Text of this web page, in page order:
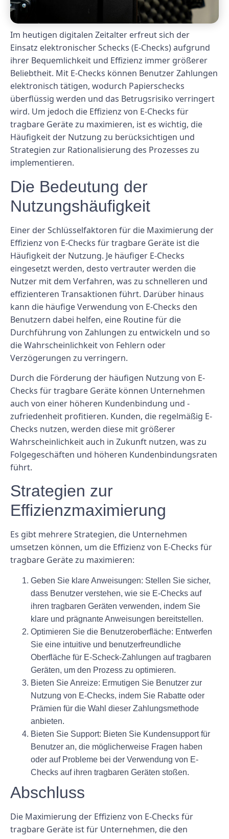
Im heutigen digitalen Zeitalter erfreut sich der
Einsatz elektronischer Schecks (E-Checks) aufgrund
ihrer Bequemlichkeit und Effizienz immer größerer
Beliebtheit. Mit E-Checks können Benutzer Zahlungen
elektronisch tätigen, wodurch Papierschecks
überflüssig werden und das Betrugsrisiko verringert
wird. Um jedoch die Effizienz von E-Checks für
tragbare Geräte zu maximieren, ist es wichtig, die
Häufigkeit der Nutzung zu berücksichtigen und
Strategien zur Rationalisierung des Prozesses zu
implementieren.
Die Bedeutung der
Nutzungshäufigkeit
Einer der Schlüsselfaktoren für die Maximierung der
Effizienz von E-Checks für tragbare Geräte ist die
Häufigkeit der Nutzung. Je häufiger E-Checks
eingesetzt werden, desto vertrauter werden die
Nutzer mit dem Verfahren, was zu schnelleren und
effizienteren Transaktionen führt. Darüber hinaus
kann die häufige Verwendung von E-Checks den
Benutzern dabei helfen, eine Routine für die
Durchführung von Zahlungen zu entwickeln und so
die Wahrscheinlichkeit von Fehlern oder
Verzögerungen zu verringern.
Durch die Förderung der häufigen Nutzung von E-
Checks für tragbare Geräte können Unternehmen
auch von einer höheren Kundenbindung und -
zufriedenheit profitieren. Kunden, die regelmäßig E-
Checks nutzen, werden diese mit größerer
Wahrscheinlichkeit auch in Zukunft nutzen, was zu
Folgegeschäften und höheren Kundenbindungsraten
führt.
Strategien zur
Effizienzmaximierung
Es gibt mehrere Strategien, die Unternehmen
umsetzen können, um die Effizienz von E-Checks für
tragbare Geräte zu maximieren:
Geben Sie klare Anweisungen: Stellen Sie sicher,
dass Benutzer verstehen, wie sie E-Checks auf
ihren tragbaren Geräten verwenden, indem Sie
klare und prägnante Anweisungen bereitstellen.
Optimieren Sie die Benutzeroberfläche: Entwerfen
Sie eine intuitive und benutzerfreundliche
Oberfläche für E-Scheck-Zahlungen auf tragbaren
Geräten, um den Prozess zu optimieren.
Bieten Sie Anreize: Ermutigen Sie Benutzer zur
Nutzung von E-Checks, indem Sie Rabatte oder
Prämien für die Wahl dieser Zahlungsmethode
anbieten.
Bieten Sie Support: Bieten Sie Kundensupport für
Benutzer an, die möglicherweise Fragen haben
oder auf Probleme bei der Verwendung von E-
Checks auf ihren tragbaren Geräten stoßen.
Abschluss
Die Maximierung der Effizienz von E-Checks für
tragbare Geräte ist für Unternehmen, die den